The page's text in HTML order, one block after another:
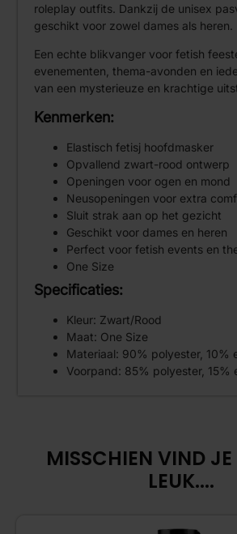
roleplay outfits. Dankzij de unisex
geschikt voor zowel dames als heren.
Een echte blikvanger voor fetish
evenementen, thema-avonden en
van een mysterieuze en krachtige
Kenmerken:
Elastisch fetisj hoofdmasker
Opvallend zwart-rood ontwerp
Openingen voor ogen en mond
Neusopeningen voor extra
Sluit strak aan op het gezicht
Geschikt voor dames en heren
Perfect voor fetish events en
One Size
Specificaties:
Kleur: Zwart/Rood
Maat: One Size
Materiaal: 90% polyester, 10%
Voorpand: 85% polyester, 15%
MISSCHIEN VIND
LEUK....